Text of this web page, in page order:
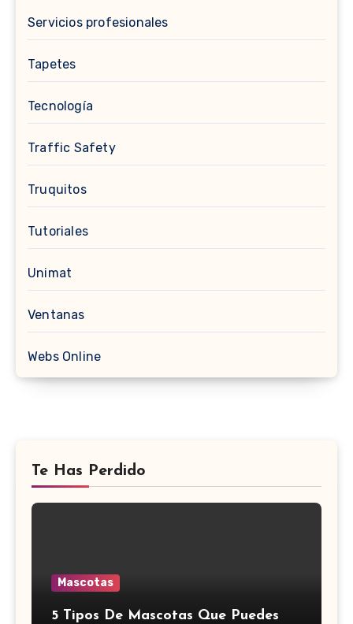
Servicios profesionales
Tapetes
Tecnología
Traffic Safety
Truquitos
Tutoriales
Unimat
Ventanas
Webs Online
Te Has Perdido
Mascotas
5 Tipos De Mascotas Que Puedes